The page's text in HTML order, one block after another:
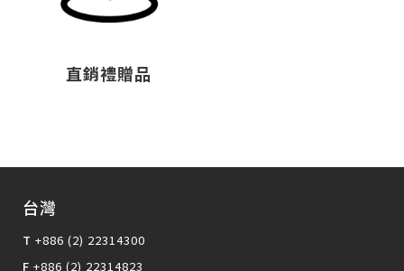
直銷禮贈品
台灣
T +886 (2) 22314300
F +886 (2) 22314823